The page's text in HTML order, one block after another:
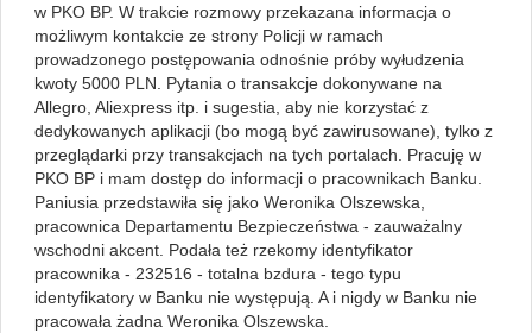
w PKO BP. W trakcie rozmowy przekazana informacja o
możliwym kontakcie ze strony Policji w ramach
prowadzonego postępowania odnośnie próby wyłudzenia
kwoty 5000 PLN. Pytania o transakcje dokonywane na
Allegro, Aliexpress itp. i sugestia, aby nie korzystać z
dedykowanych aplikacji (bo mogą być zawirusowane), tylko z
przeglądarki przy transakcjach na tych portalach. Pracuję w
PKO BP i mam dostęp do informacji o pracownikach Banku.
Paniusia przedstawiła się jako Weronika Olszewska,
pracownica Departamentu Bezpieczeństwa - zauważalny
wschodni akcent. Podała też rzekomy identyfikator
pracownika - 232516 - totalna bzdura - tego typu
identyfikatory w Banku nie występują. A i nigdy w Banku nie
pracowała żadna Weronika Olszewska.